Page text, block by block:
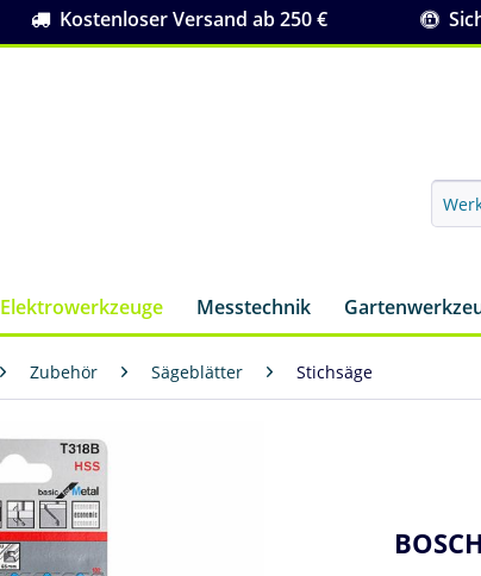
Kostenloser Versand ab 250 €
Elektrowerkzeuge Messtechnik
Zubehör Sägeblätter Stichsäge